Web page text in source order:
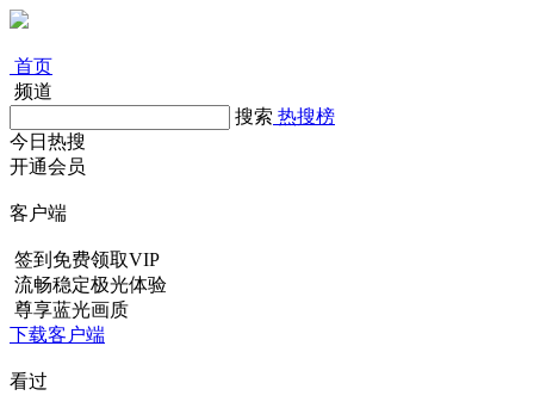
首页
频道
搜索 热搜榜
今日热搜
开通会员
客户端
签到免费领取VIP
流畅稳定极光体验
尊享蓝光画质
下载客户端
看过